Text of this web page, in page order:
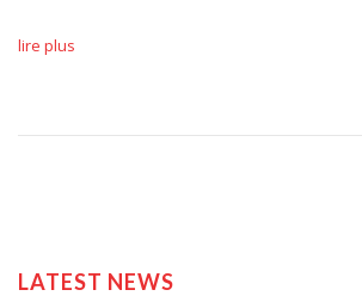
lire plus
LATEST NEWS